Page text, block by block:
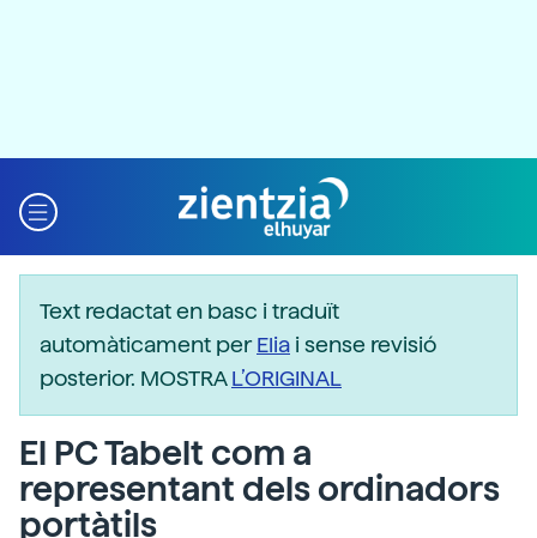
Text redactat en basc i traduït
automàticament perElia i sense revisió
posterior. MOSTRAL’ORIGINAL
El PC Tabelt com a
representant dels ordinadors
portàtils